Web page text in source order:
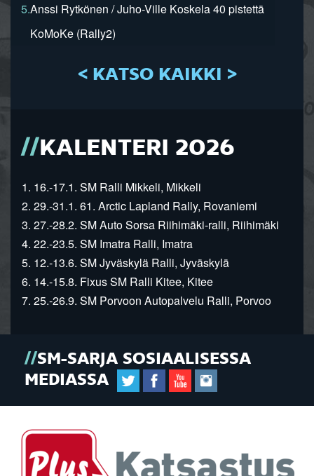
5.Anssi Rytkönen / Juho-Ville Koskela 40 pistettä
KoMoKe (Rally2)
< KATSO KAIKKI >
KALENTERI 2026
1. 16.-17.1. SM Ralli Mikkeli, Mikkeli
2. 29.-31.1. 61. Arctic Lapland Rally, Rovaniemi
3. 27.-28.2. SM Auto Sorsa Riihimäki-ralli, Riihimäki
4. 22.-23.5. SM Imatra Ralli, Imatra
5. 12.-13.6. SM Jyväskylä Ralli, Jyväskylä
6. 14.-15.8. Fixus SM Ralli Kitee, Kitee
7. 25.-26.9. SM Porvoon Autopalvelu Ralli, Porvoo
SM-SARJA SOSIAALISESSA
MEDIASSA